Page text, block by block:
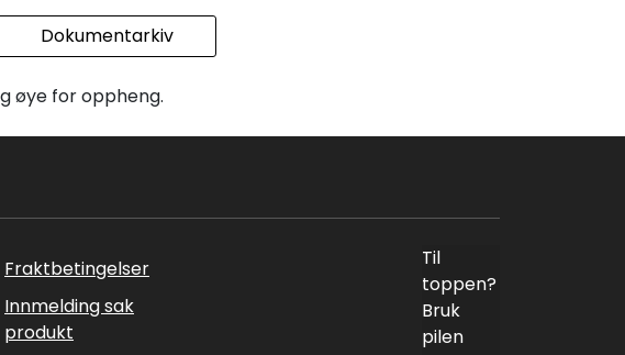
Dokumentarkiv
øye for oppheng.
Fraktbetingelser
Innmelding sak
produkt
Til
toppen?
Bruk
pilen